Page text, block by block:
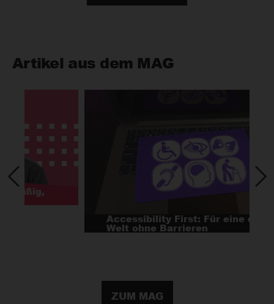
Artikel aus dem MAG
Accessibility First: Für eine digitale
Welt ohne Barrieren
ZUM MAG